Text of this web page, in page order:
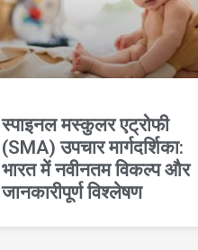
स्पाइनल मस्कुलर एट्रोफी
(SMA) उपचार मार्गदर्शिका:
भारत में नवीनतम विकल्प और
जानकारीपूर्ण विश्लेषण